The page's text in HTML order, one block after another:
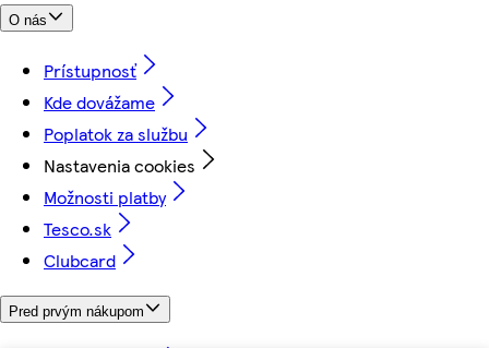
O nás
Prístupnosť
Kde dovážame
Poplatok za službu
Nastavenia cookies
Možnosti platby
Tesco.sk
Clubcard
Pred prvým nákupom